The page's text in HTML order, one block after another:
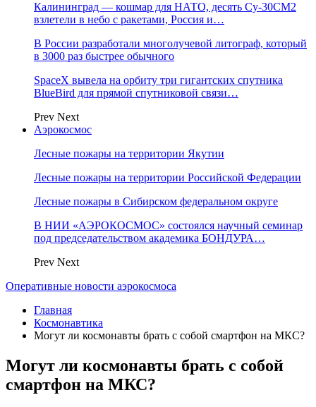
Калининград — кошмар для НАТО, десять Су-30СМ2
взлетели в небо с ракетами, Россия и…
В России разработали многолучевой литограф, который
в 3000 раз быстрее обычного
SpaceX вывела на орбиту три гигантских спутника
BlueBird для прямой спутниковой связи…
Prev Next
Аэрокосмос
Лесные пожары на территории Якутии
Лесные пожары на территории Российской Федерации
Лесные пожары в Сибирском федеральном округе
В НИИ «АЭРОКОСМОС» состоялся научный семинар
под председательством академика БОНДУРА…
Prev Next
Оперативные новости аэрокосмоса
Главная
Космонавтика
Могут ли космонавты брать с собой смартфон на МКС?
Могут ли космонавты брать с собой
смартфон на МКС?